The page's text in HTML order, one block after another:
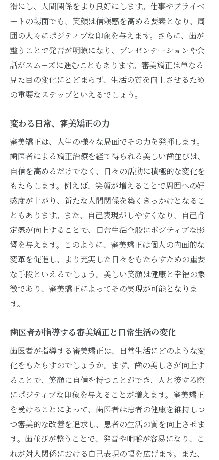
滑にし、人間関係をより良好にします。仕事やプライベ
ートの場面でも、笑顔は信頼感を高める要素となり、周
囲の人々にポジティブな印象を与えます。さらに、歯が
整うことで発音が明瞭になり、プレゼンテーションや会
話がスムーズに進むこともあります。審美矯正は単なる
見た目の変化にとどまらず、生活の質を向上させるため
の重要なステップといえるでしょう。
変わる日常、審美矯正の力
審美矯正は、人生の様々な局面でその力を発揮します。
歯医者による矯正治療を経て得られる美しい歯並びは、
自信を高めるだけでなく、日々の活動に積極的な変化を
もたらします。例えば、笑顔が増えることで周囲への好
感度が上がり、新たな人間関係を築くきっかけとなるこ
ともあります。また、自己表現がしやすくなり、自己肯
定感が向上することで、日常生活全般にポジティブな影
響を与えます。このように、審美矯正は個人の内面的な
変革を促進し、より充実した日々をもたらすための重要
な手段といえるでしょう。美しい笑顔は健康と幸福の象
徴であり、審美矯正によってその実現が可能となりま
す。
歯医者が指導する審美矯正と日常生活の変化
歯医者が指導する審美矯正は、日常生活にどのような変
化をもたらすのでしょうか。まず、歯の美しさが向上す
ることで、笑顔に自信を持つことができ、人と接する際
にポジティブな印象を与えることが増えます。審美矯正
を受けることによって、歯医者は患者の健康を維持しつ
つ審美的な改善を追求し、患者の生活の質を向上させま
す。歯並びが整うことで、発音や咀嚼が容易になり、こ
れが対人関係における自己表現の幅を広げます。また、